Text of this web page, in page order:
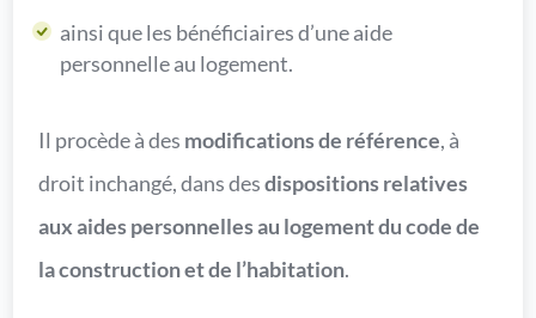
ainsi que les bénéficiaires d’une aide
personnelle au logement.
Il procède à des modifications de référence, à
droit inchangé, dans desdispositions relatives
aux aides personnelles au logement du code de
la construction et de l’habitation.